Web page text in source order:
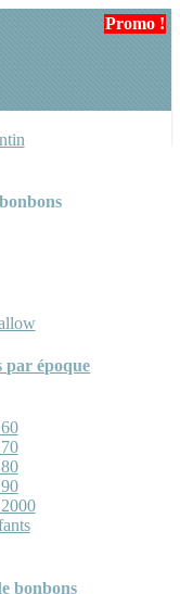
par époque
bonbons
Promo !